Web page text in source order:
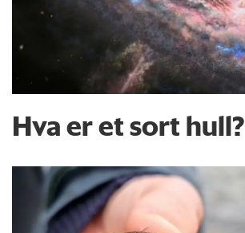
Hva er et sort hull?